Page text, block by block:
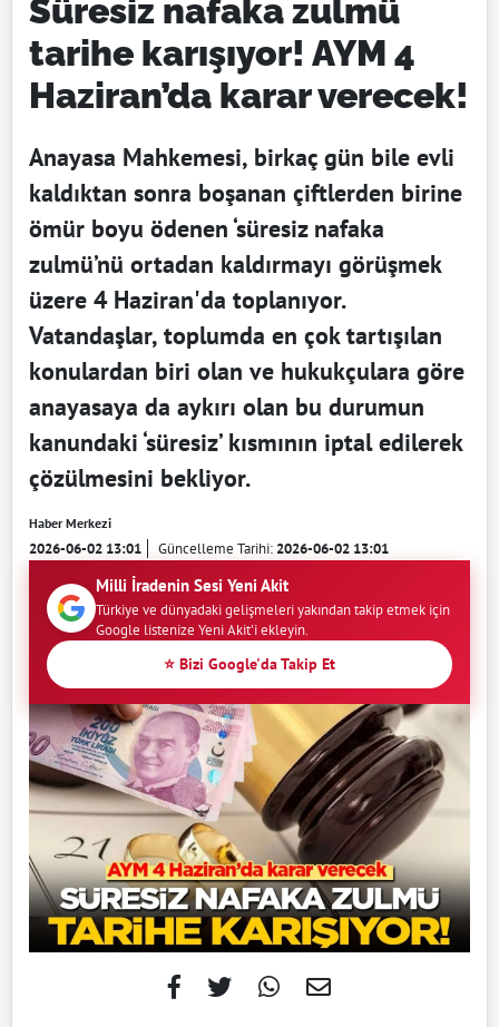
Süresiz nafaka zulmü
tarihe karışıyor! AYM 4
Haziran’da karar verecek!
Anayasa Mahkemesi, birkaç gün bile evli
kaldıktan sonra boşanan çiftlerden birine
ömür boyu ödenen ‘süresiz nafaka
zulmü’nü ortadan kaldırmayı görüşmek
üzere 4 Haziran'da toplanıyor.
Vatandaşlar, toplumda en çok tartışılan
konulardan biri olan ve hukukçulara göre
anayasaya da aykırı olan bu durumun
kanundaki ‘süresiz’ kısmının iptal edilerek
çözülmesini bekliyor.
Haber Merkezi
2026-06-02 13:01 Güncelleme Tarihi:2026-06-02 13:01
Milli İradenin Sesi Yeni Akit
Türkiye ve dünyadaki gelişmeleri yakından takip etmek için
Google listenize Yeni Akit'i ekleyin.
⭐ Bizi Google'da Takip Et